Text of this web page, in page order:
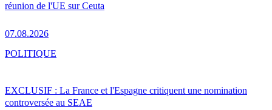
réunion de l'UE sur Ceuta
07.08.2026
EXCLUSIF : La France et l'Espagne critiquent une nomination
controversée au SEAE
POLITIQUE